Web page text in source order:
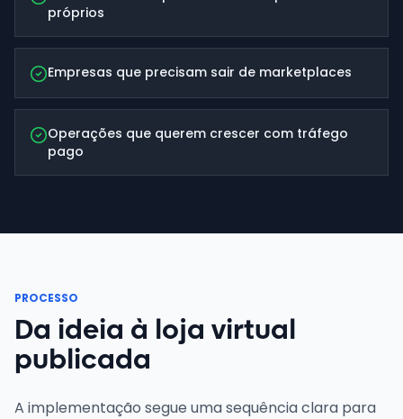
próprios
Empresas que precisam sair de marketplaces
Operações que querem crescer com tráfego
pago
PROCESSO
Da ideia à loja virtual
publicada
A implementação segue uma sequência clara para